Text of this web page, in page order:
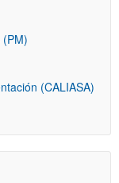
(CALIASA)